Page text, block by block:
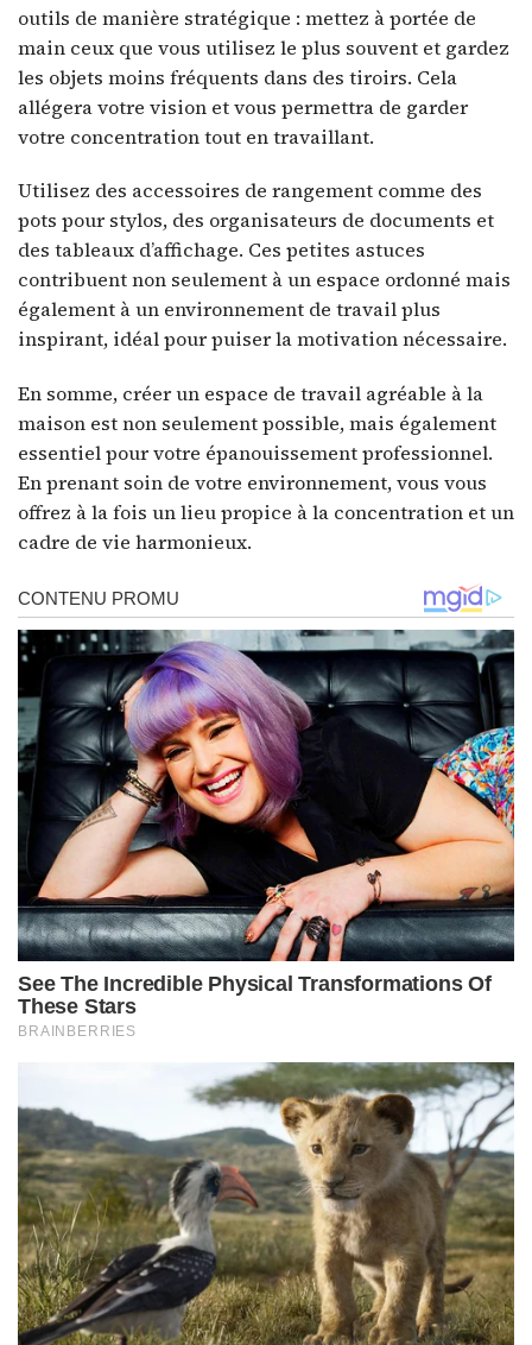
outils de manière stratégique : mettez à portée de
main ceux que vous utilisez le plus souvent et gardez
les objets moins fréquents dans des tiroirs. Cela
allégera votre vision et vous permettra de garder
votre concentration tout en travaillant.
Utilisez des accessoires de rangement comme des
pots pour stylos, des organisateurs de documents et
des tableaux d’affichage. Ces petites astuces
contribuent non seulement à un espace ordonné mais
également à un environnement de travail plus
inspirant, idéal pour puiser la motivation nécessaire.
En somme, créer un espace de travail agréable à la
maison est non seulement possible, mais également
essentiel pour votre épanouissement professionnel.
En prenant soin de votre environnement, vous vous
offrez à la fois un lieu propice à la concentration et un
cadre de vie harmonieux.